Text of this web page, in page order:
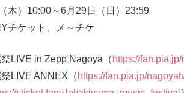
木）10:00～6月29日（日）23:59
チケット、メ～チケ
LIVE in Zepp Nagoya（ https://
LIVE ANNEX（ https://fan.pia.jp/